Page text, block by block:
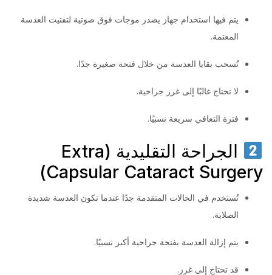
يتم فيها استخدام جهاز يصدر موجات فوق صوتية لتفتيت العدسة
المعتمة.
تُسحب بقايا العدسة من خلال فتحة صغيرة جدًا.
لا تحتاج غالبًا إلى غرز جراحية.
فترة التعافي سريعة نسبيًا.
الجراحة التقليدية (Extra
Capsular Cataract Surgery)
تُستخدم في الحالات المتقدمة جدًا عندما تكون العدسة شديدة
الصلابة.
يتم إزالة العدسة بفتحة جراحية أكبر نسبيًا.
قد تحتاج إلى غرز.